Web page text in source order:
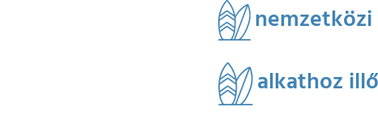
alkathoz